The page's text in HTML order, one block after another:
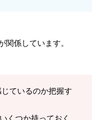
関係しています。
ているのか把握す
くつか持っておく